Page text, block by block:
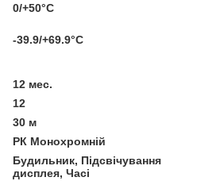
0/+50°C
-39.9/+69.9°C
12 мес.
12
30 м
РК Монохромній
Будильник, Підсвічування
дисплея, Часі